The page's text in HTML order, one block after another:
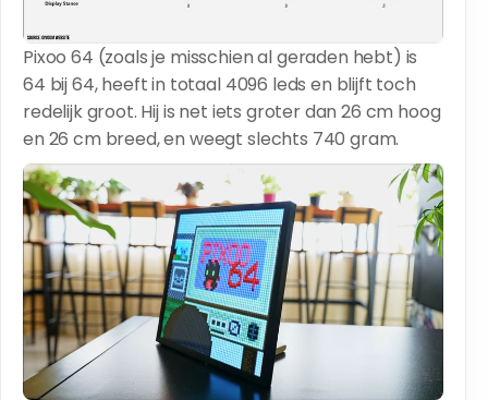
Pixoo 64 (zoals je misschien al geraden hebt) is
64 bij 64, heeft in totaal 4096 leds en blijft toch
redelijk groot. Hij is net iets groter dan 26 cm hoog
en 26 cm breed, en weegt slechts 740 gram.